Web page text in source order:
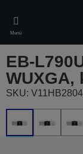
main
content
Menü
EB-
WUXGA,
SKU: